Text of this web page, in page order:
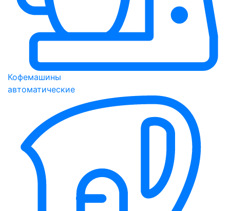
Кофемашины
автоматические